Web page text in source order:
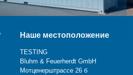
Наше местоположение
TESTING
Bluhm & Feuerherdt GmbH
Мотценерштрассе 26 б